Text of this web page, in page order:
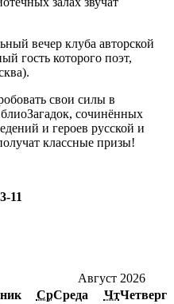
вечер клуба авторской
гость которого поэт,
свои силы в
сочинённых
и героев русской и
классные призы!
11
Август 2026
СрСреда ЧтЧетверг